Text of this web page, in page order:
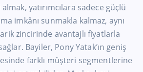
yatırımcılara sadece güçlü
imkânı sunmakla kalmaz, aynı
zincirinde avantajlı fiyatlarla
Bayiler, Pony Yatak’ın geniş
farklı müşteri segmentlerine